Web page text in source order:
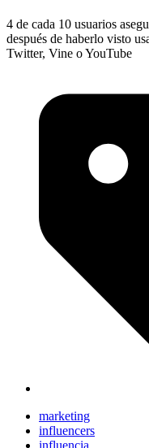
4 de cada 10 usuarios
después de haberlo visto
Twitter, Vine o YouTube
marketing
influencers
influencia